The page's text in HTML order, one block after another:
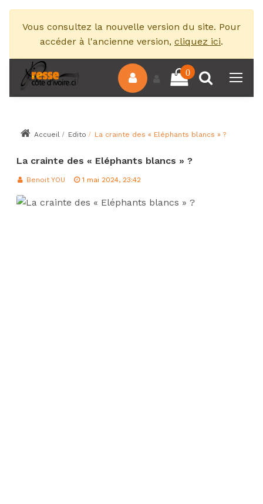
Vous consultez la nouvelle version du site. Pour
accéder à l'ancienne version, cliquez ici.
0
Accueil Edito La crainte des « Eléphants blancs » ?
La crainte des « Eléphants blancs » ?
Benoit YOU 1 mai 2024, 23:42